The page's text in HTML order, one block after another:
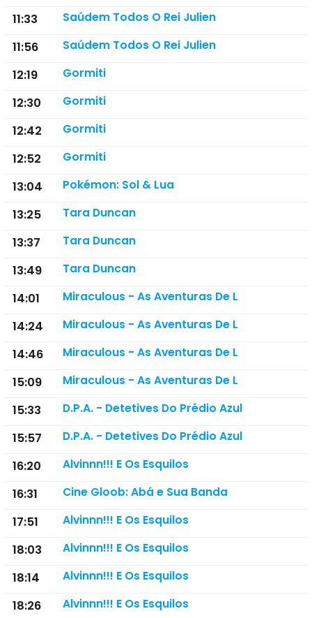
11:33 Saúdem Todos O Rei Julien
11:56 Saúdem Todos O Rei Julien
12:19 Gormiti
12:30 Gormiti
12:42 Gormiti
12:52 Gormiti
13:04 Pokémon: Sol & Lua
13:25 Tara Duncan
13:37 Tara Duncan
13:49 Tara Duncan
14:01 Miraculous - As Aventuras De L
14:24 Miraculous - As Aventuras De L
14:46 Miraculous - As Aventuras De L
15:09 Miraculous - As Aventuras De L
15:33 D.P.A. - Detetives Do Prédio Azul
15:57 D.P.A. - Detetives Do Prédio Azul
16:20 Alvinnn!!! E Os Esquilos
16:31 Cine Gloob: Abá e Sua Banda
17:51 Alvinnn!!! E Os Esquilos
18:03 Alvinnn!!! E Os Esquilos
18:14 Alvinnn!!! E Os Esquilos
18:26 Alvinnn!!! E Os Esquilos